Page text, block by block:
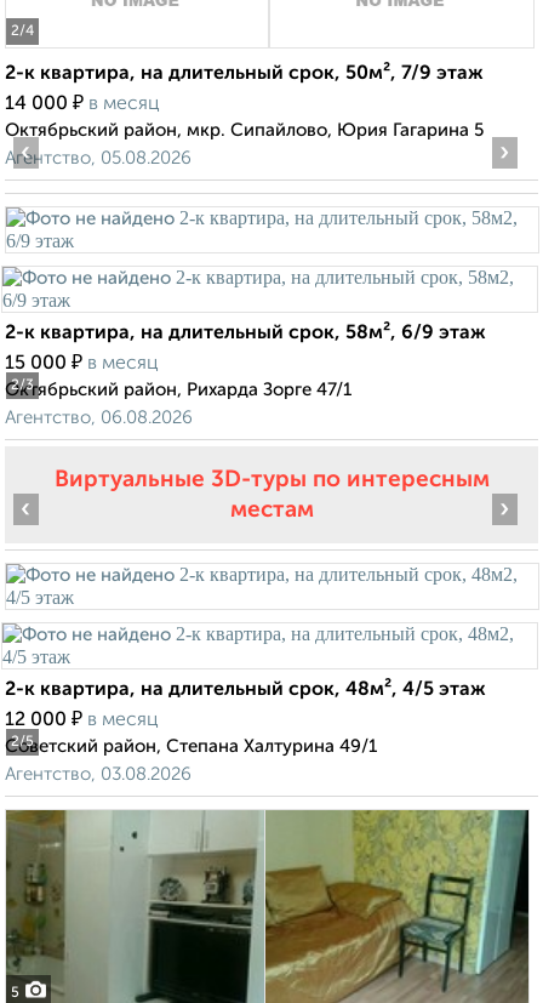
2/4
2-к квартира, на длительный срок, 50м², 7/9 этаж
14 000 ₽ в месяц
Октябрьский район, мкр. Сипайлово, Юрия Гагарина 5
Агентство, 05.08.2026
2/3
‹ ›
2-к квартира, на длительный срок, 58м², 6/9 этаж
15 000 ₽ в месяц
Октябрьский район, Рихарда Зорге 47/1
Агентство, 06.08.2026
Виртуальные 3D-туры по интересным
местам
2/5
‹ ›
2-к квартира, на длительный срок, 48м², 4/5 этаж
12 000 ₽ в месяц
Советский район, Степана Халтурина 49/1
Агентство, 03.08.2026
5